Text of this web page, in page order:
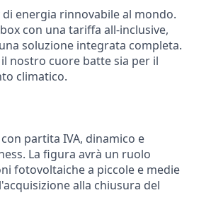
energia rinnovabile al mondo.
con una tariffa all-inclusive,
soluzione integrata completa.
nostro cuore batte sia per il
climatico.
partita IVA, dinamico e
La figura avrà un ruolo
fotovoltaiche a piccole e medie
alla chiusura del